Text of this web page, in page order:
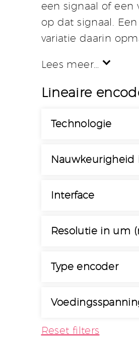
een signaal of
op dat signaal.
variatie daarin
Lees meer…
Lineaire
Technologie
Magnetic
Capacitive
Nauwkeurigheid
Interface
SSI
ABZ
UVW
Resolutie in um
Type encoder
Absolute
Absolute /
2 - 32
Reset filters